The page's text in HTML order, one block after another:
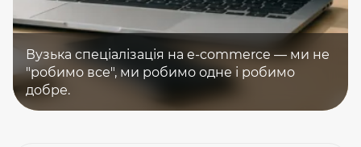
Вузька спеціалізація на e-commerce — ми не
"робимо все", ми робимо одне і робимо
добре.